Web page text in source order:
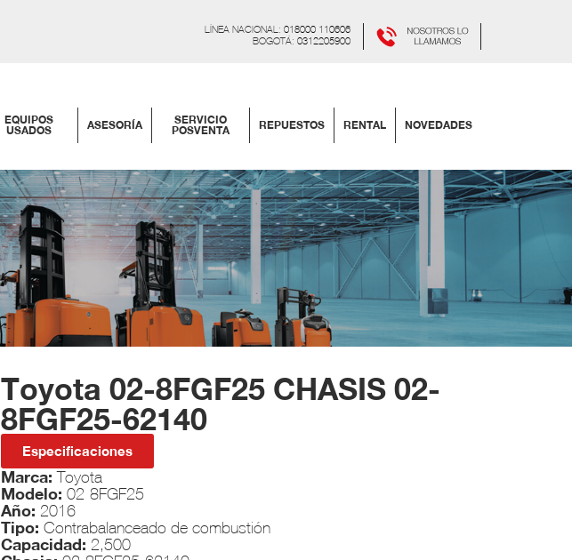
LÍNEA NACIONAL: 018000 110606
BOGOTÁ: 0312205900
EQUIPOS
USADOS
ASESORÍA
SERVICIO
POSVENTA
REPUESTOS RENTAL NOVEDADES
Toyota 02-8FGF25 CHASIS 02-
8FGF25-62140
Especificaciones
Marca: Toyota
Modelo: 02-8FGF25
Año: 2016
Tipo: Contrabalanceado de combustión
Capacidad: 2,500